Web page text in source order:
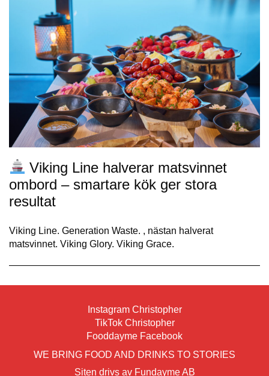
Viking Line halverar matsvinnet
ombord – smartare kök ger stora
resultat
Viking Line. Generation Waste. , nästan halverat
matsvinnet. Viking Glory. Viking Grace.
Instagram Christopher
TikTok Christopher
Fooddayme Facebook
WE BRING FOOD AND DRINKS TO STORIES
Siten drivs av Fundayme AB